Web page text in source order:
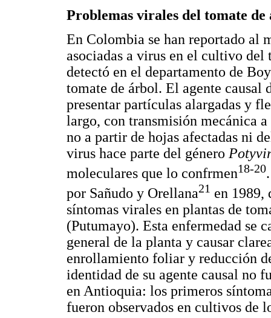
Problemas virales del tomate
En Colombia se han reportado al
asociadas a virus en el cultivo
detectó en el departamento de
tomate de árbol. El agente causal
presentar partículas alargadas y
largo, con transmisión mecánica
no a partir de hojas afectadas ni
virus hace parte del género
moleculares que lo confrmen18-20
por Sañudo y Orellana21 en 1989,
síntomas virales en plantas de
(Putumayo). Esta enfermedad se
general de la planta y causar
enrollamiento foliar y reducción
identidad de su agente causal no
en Antioquia: los primeros
fueron observados en cultivos de